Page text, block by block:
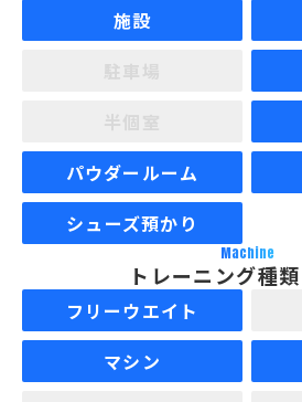
施設
パウダールーム
シューズ預かり
Machine
トレーニング種
フリーウエイト
マシン